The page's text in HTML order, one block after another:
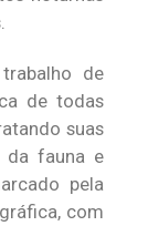
de
de todas
suas
da fauna e
pela
com